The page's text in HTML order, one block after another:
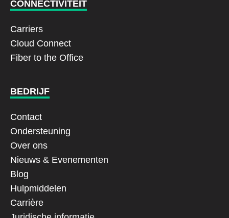
CONNECTIVITEIT
Carriers
Cloud Connect
Fiber to the Office
BEDRIJF
Contact
Ondersteuning
Over ons
Nieuws & Evenementen
Blog
Hulpmiddelen
Carrière